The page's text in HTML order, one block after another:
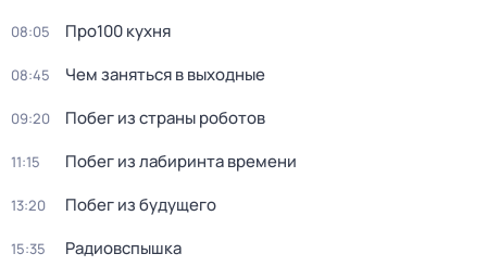
08:05 Про100 кухня
08:45 Чем заняться в выходные
09:20 Побег из страны роботов
11:15 Пoбег из лабиринтa времени
13:20 Побег из будущего
15:35 Радиовспышка